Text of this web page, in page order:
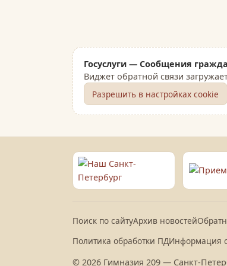
Госуслуги — Сообщения
Виджет обратной связи
Разрешить в настройках cookie
Поиск по сайтуАрхив новостей
Политика обработки ПДИнформация
© 2026 Гимназия 209 — Санкт-